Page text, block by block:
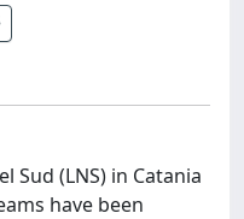
Sud (LNS) in Catania
have been